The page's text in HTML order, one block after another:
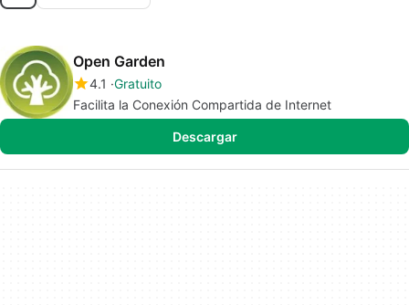
Open Garden
4.1 Gratuito
Facilita la Conexión Compartida de Internet
Descargar